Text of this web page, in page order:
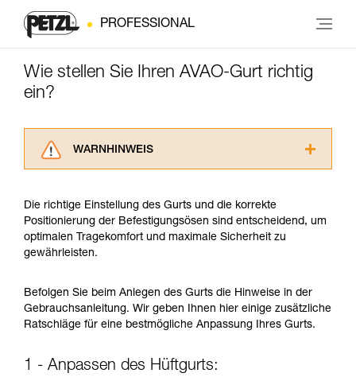
PROFESSIONAL
Wie stellen Sie Ihren AVAO-Gurt richtig
ein?
WARNHINWEIS
aufmerksam durch, bevor Sie diesen zu Rate
ziehen. Um diese Zusatzinformationen
verstehen zu können, müssen Sie zuerst die in
der Gebrauchsanweisung enthaltenen
Die Beherrschung dieser Techniken setzt eine
entsprechende Ausbildung und ein spezielles
Training voraus. Prüfen Sie zusammen mit
Sie ihn eigenständig durchführen.
Die richtige Einstellung des Gurts und die korrekte
Positionierung der Befestigungsösen sind entscheidend, um
optimalen Tragekomfort und maximale Sicherheit zu
gewährleisten.
Befolgen Sie beim Anlegen des Gurts die Hinweise in der
Gebrauchsanleitung. Wir geben Ihnen hier einige zusätzliche
Ratschläge für eine bestmögliche Anpassung Ihres Gurts.
1 - Anpassen des Hüftgurts: